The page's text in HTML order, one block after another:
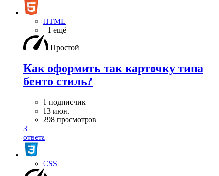
HTML
+1 ещё
Простой
Как оформить так карточку типа
бенто стиль?
1 подписчик
13 июн.
298 просмотров
3
ответа
CSS